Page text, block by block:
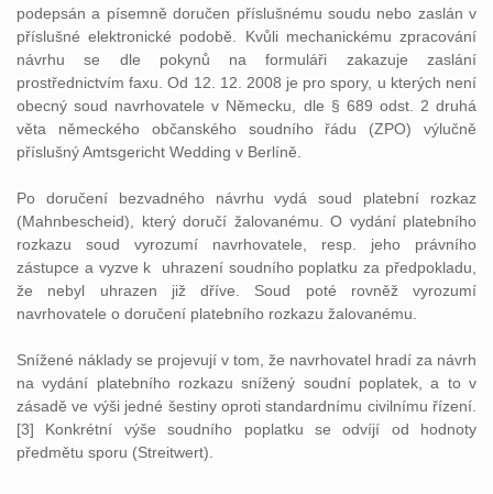
podepsán a písemně doručen příslušnému soudu nebo zaslán v
příslušné elektronické podobě. Kvůli mechanickému zpracování
návrhu se dle pokynů na formuláři zakazuje zaslání
prostřednictvím faxu. Od 12. 12. 2008 je pro spory, u kterých není
obecný soud navrhovatele v Německu, dle § 689 odst. 2 druhá
věta německého občanského soudního řádu (ZPO) výlučně
příslušný Amtsgericht Wedding v Berlíně.
Po doručení bezvadného návrhu vydá soud platební rozkaz
(Mahnbescheid), který doručí žalovanému. O vydání platebního
rozkazu soud vyrozumí navrhovatele, resp. jeho právního
zástupce a vyzve k uhrazení soudního poplatku za předpokladu,
že nebyl uhrazen již dříve. Soud poté rovněž vyrozumí
navrhovatele o doručení platebního rozkazu žalovanému.
Snížené náklady se projevují v tom, že navrhovatel hradí za návrh
na vydání platebního rozkazu snížený soudní poplatek, a to v
zásadě ve výši jedné šestiny oproti standardnímu civilnímu řízení.
[3] Konkrétní výše soudního poplatku se odvíjí od hodnoty
předmětu sporu (Streitwert).